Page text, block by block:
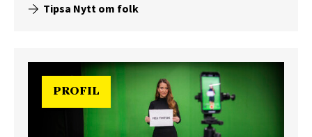
Tipsa Nytt om folk
PROFIL